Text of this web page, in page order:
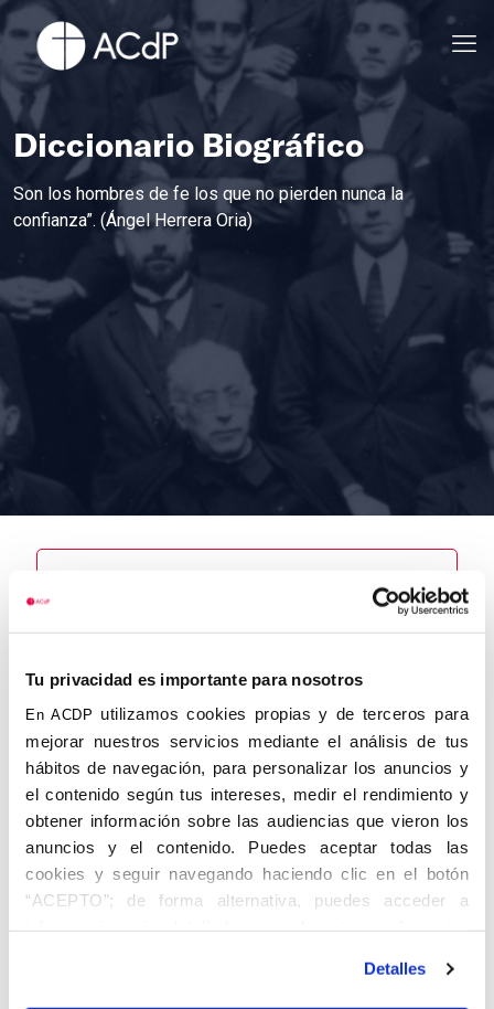
Tu privacidad es importante para nosotros
En ACDP utilizamos cookies propias y de terceros para
mejorar nuestros servicios mediante el análisis de tus
hábitos de navegación, para personalizar los anuncios y
el contenido según tus intereses, medir el rendimiento y
obtener información sobre las audiencias que vieron los
anuncios y el contenido. Puedes aceptar todas las
cookies y seguir navegando haciendo clic en el botón
“ACEPTO”; de forma alternativa, puedes acceder a
información más detallada y cambiar tus preferencias
en el botón "Personalizar". Para más información puedes
Detalles
Diccionario Biográfico
Son los hombres de fe los que no pierden nunca la
confianza”. (Ángel Herrera Oria)
Nombre
Lorca
Corróns, José
Autor
Centro de
adscripción
Fecha de
nacimiento
07/09/1933
Fecha de
defunción
02/08/2016
Valencia